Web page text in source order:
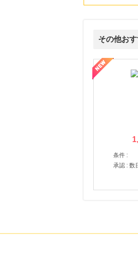
その他お
条件 :
承認 : 数
【LOJEL公式サイ